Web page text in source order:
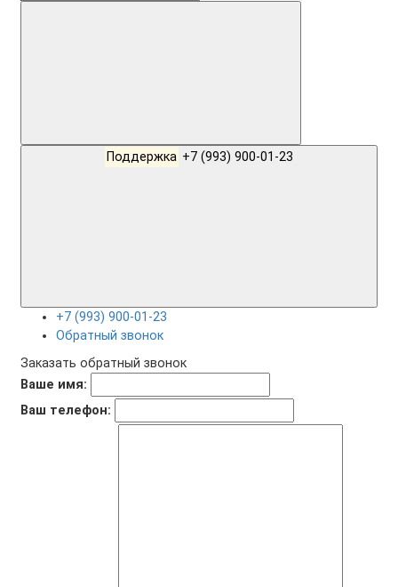
Поддержка
+7 (993) 900-01-23
Обратный звонок
Заказать обратный звонок
Ваше имя:
Ваш телефон: